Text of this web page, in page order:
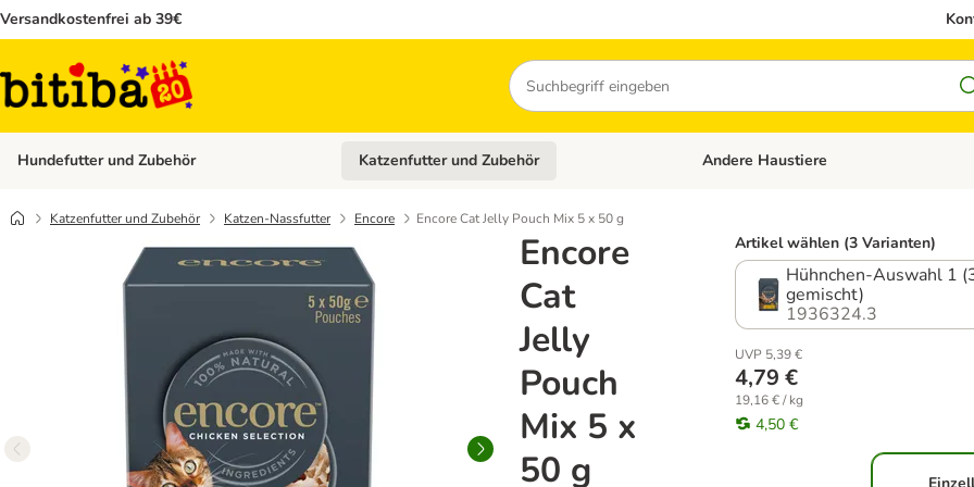
Versandkostenfrei ab 39€
Suchen
Hundefutter und Zubehör Kategorie-Menü öffnen: Hundefutter und Zubehör
Katzenfutter und Zubehör Kategorie-Menü öffnen: Katzenfutter und
Andere Haustiere
Katzenfutter und Zubehör Katzen-Nassfutter Encore Encore Cat Jelly Pouch Mix 5 x 50 g
Encore
Cat
Jelly
Pouch
Mix 5 x
50 g
Artikel wählen (3 Varianten)
Hühnchen-Auswahl 1
gemischt)
1936324.3
UVP 5,39 €
4,79 €
19,16 € / kg
4,50 €